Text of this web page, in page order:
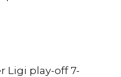
Ligi play-off 7-